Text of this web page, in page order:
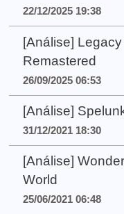
22/12/2025 19:38
[Análise]
Remastered
26/09/2025 06:53
[Análise]
31/12/2021 18:30
[Análise]
World
25/06/2021 06:48